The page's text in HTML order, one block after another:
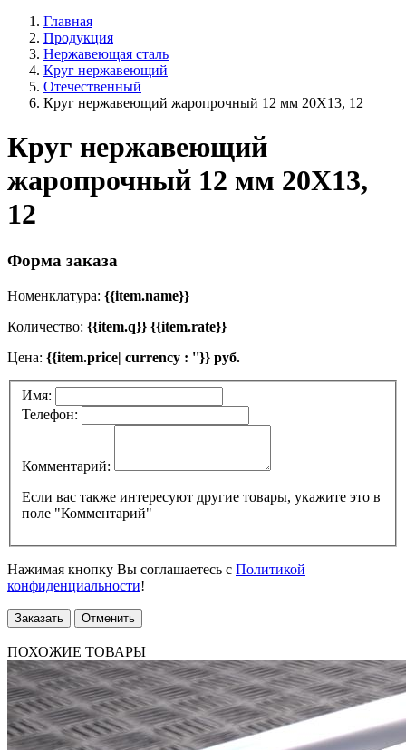
Главная
Продукция
Нержавеющая сталь
Круг нержавеющий
Отечественный
Круг нержавеющий жаропрочный 12 мм 20Х13, 12
Круг нержавеющий
жаропрочный 12 мм 20Х13,
12
Форма заказа
Номенклатура: {{item.name}}
Количество: {{item.q}} {{item.rate}}
Цена: {{item.price| currency : ''}} руб.
Имя:
Телефон:
Комментарий:
Если вас также интересуют другие товары, укажите это в
поле "Комментарий"
Нажимая кнопку Вы соглашаетесь с Политикой
конфиденциальности!
Заказать Отменить
ПОХОЖИЕ ТОВАРЫ